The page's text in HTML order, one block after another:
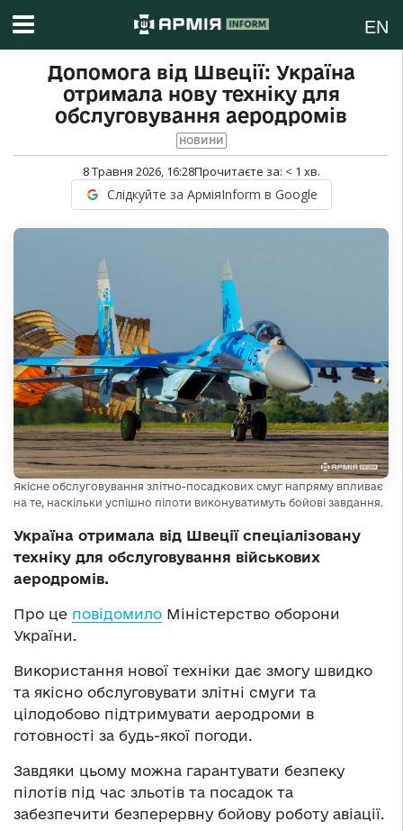
EN
Допомога від Швеції: Україна
отримала нову техніку для
обслуговування аеродромів
НОВИНИ
8 Травня 2026, 16:28Прочитаєте за: < 1 хв.
Слідкуйте за АрміяInform в Google
Якісне обслуговування злітно-посадкових смуг напряму впливає
на те, наскільки успішно пілоти виконуватимуть бойові завдання.
Україна отримала від Швеції спеціалізовану
техніку для обслуговування військових
аеродромів.
Про це повідомило Міністерство оборони
України.
Використання нової техніки дає змогу швидко
та якісно обслуговувати злітні смуги та
цілодобово підтримувати аеродроми в
готовності за будь-якої погоди.
Завдяки цьому можна гарантувати безпеку
пілотів під час зльотів та посадок та
забезпечити безперервну бойову роботу авіації.